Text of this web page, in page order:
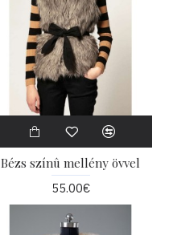
Bézs színû mellény övvel
55.00€